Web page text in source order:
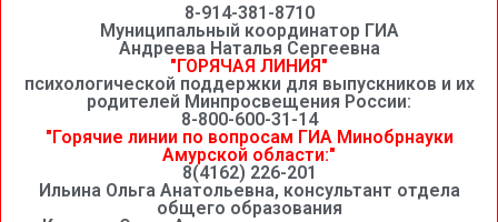
8-914-381-8710
Муниципальный координатор ГИА
Андреева Наталья Сергеевна
"ГОРЯЧАЯ ЛИНИЯ"
психологической поддержки для выпускников и их
родителей Минпросвещения России:
8-800-600-31-14
"Горячие линии по вопросам ГИА Минобрнауки
Амурской области:"
8(4162) 226-201
Ильина Ольга Анатольевна, консультант отдела
общего образования